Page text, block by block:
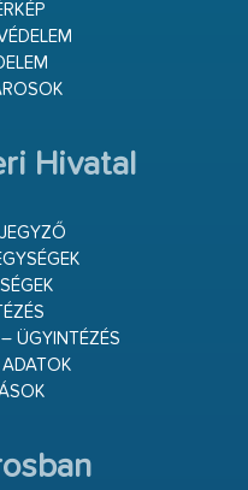
Hivatal
ÜGYINTÉZÉS
ADATOK